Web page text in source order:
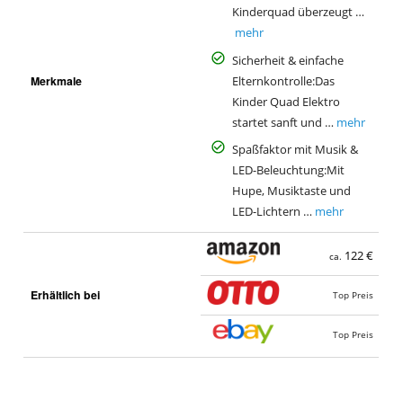
Merkmale
Kinderquad überzeugt …
mehr
Sicherheit & einfache
Elternkontrolle:Das
Kinder Quad Elektro
startet sanft und … mehr
Spaßfaktor mit Musik &
LED-Beleuchtung:Mit
Hupe, Musiktaste und
LED-Lichtern … mehr
Erhältlich bei
ca. 122 €
Top Preis
Top Preis